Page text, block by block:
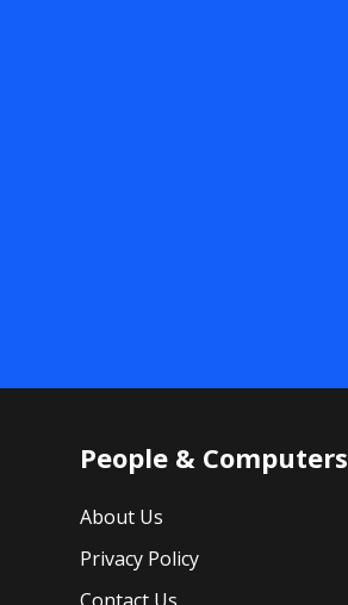
People & Computers
About Us
Privacy Policy